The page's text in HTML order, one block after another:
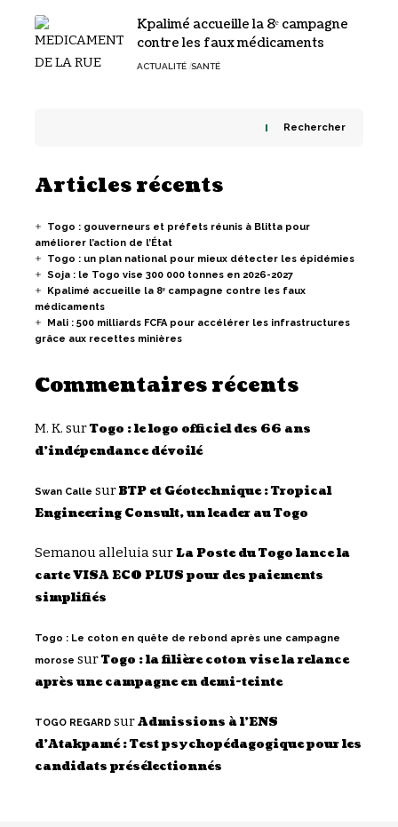
Kpalimé accueille la 8ᵉ campagne
contre les faux médicaments
ACTUALITÉ SANTÉ
Rechercher
Articles récents
Togo : gouverneurs et préfets réunis à Blitta pour
améliorer l’action de l’État
Togo : un plan national pour mieux détecter les épidémies
Soja : le Togo vise 300 000 tonnes en 2026-2027
Kpalimé accueille la 8ᵉ campagne contre les faux
médicaments
Mali : 500 milliards FCFA pour accélérer les infrastructures
grâce aux recettes minières
Commentaires récents
M. K. surTogo : le logo officiel des 66 ans
d’indépendance dévoilé
Swan Calle surBTP et Géotechnique : Tropical
Engineering Consult, un leader au Togo
Semanou alleluiasurLa Poste du Togo lance la
carte VISA ECO PLUS pour des paiements
simplifiés
Togo : Le coton en quête de rebond après une campagne
morose surTogo : la filière coton vise la relance
après une campagne en demi-teinte
TOGO REGARD surAdmissions à l’ENS
d’Atakpamé : Test psychopédagogique pour les
candidats présélectionnés